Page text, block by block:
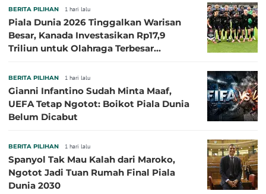
BERITA PILIHAN 1 hari lalu
Piala Dunia 2026 Tinggalkan Warisan
Besar, Kanada Investasikan Rp17,9
Triliun untuk Olahraga Terbesar
BERITA PILIHAN 1 hari lalu
Gianni Infantino Sudah Minta Maaf,
UEFA Tetap Ngotot: Boikot Piala Dunia
Belum Dicabut
BERITA PILIHAN 1 hari lalu
Spanyol Tak Mau Kalah dari Maroko,
Ngotot Jadi Tuan Rumah Final Piala
Dunia 2030